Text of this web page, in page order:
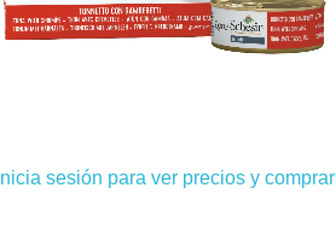
Inicia sesión para ver precios y comprar